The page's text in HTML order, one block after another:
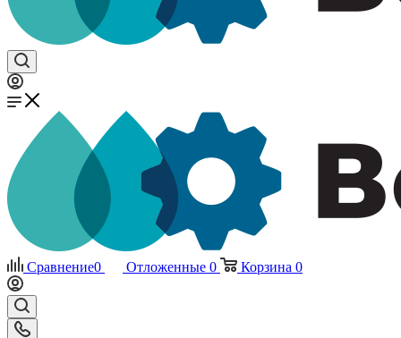
Сравнение0 Отложенные 0 Корзина 0